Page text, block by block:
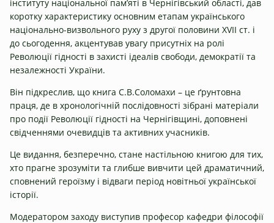
інституту національної пам’яті в Чернігівський області, дав
коротку характеристику основним етапам українського
національно-визвольного руху з другої половини XVІІ ст. і
до сьогодення, акцентував увагу присутніх на ролі
Революції гідності в захисті ідеалів свободи, демократії та
незалежності України.
Він підкреслив, що книга С.В.Соломахи – це ґрунтовна
праця, де в хронологічній послідовності зібрані матеріали
про події Революції гідності на Чернігівщині, доповнені
свідченнями очевидців та активних учасників.
Це видання, безперечно, стане настільною книгою для тих,
хто прагне зрозуміти та глибше вивчити цей драматичний,
сповнений героїзму і відваги період новітньої української
історії.
Модератором заходу виступив професор кафедри філософії